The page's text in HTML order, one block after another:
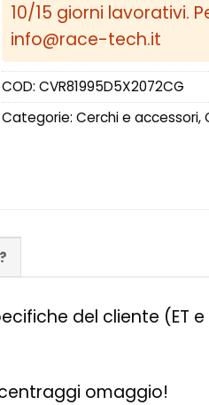
10/15 giorni lavorativi.
info@race-tech.it
COD: CVR81995D5X2072CG
Categorie: Cerchi e accessori,
del cliente (ET
omaggio!